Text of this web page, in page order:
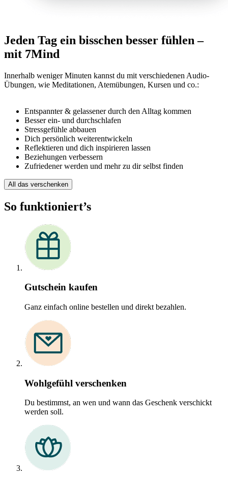
Jeden Tag ein bisschen besser fühlen –
mit 7Mind
Innerhalb weniger Minuten kannst du mit verschiedenen Audio-
Übungen, wie Meditationen, Atemübungen, Kursen und co.:
Entspannter & gelassener durch den Alltag kommen
Besser ein- und durchschlafen
Stressgefühle abbauen
Dich persönlich weiterentwickeln
Reflektieren und dich inspirieren lassen
Beziehungen verbessern
Zufriedener werden und mehr zu dir selbst finden
All das verschenken
So funktioniert’s
Gutschein kaufen
Ganz einfach online bestellen und direkt bezahlen.
Wohlgefühl verschenken
Du bestimmst, an wen und wann das Geschenk verschickt
werden soll.